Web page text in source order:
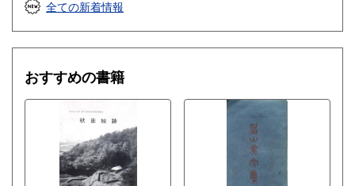
全ての新着情報
おすすめの書籍